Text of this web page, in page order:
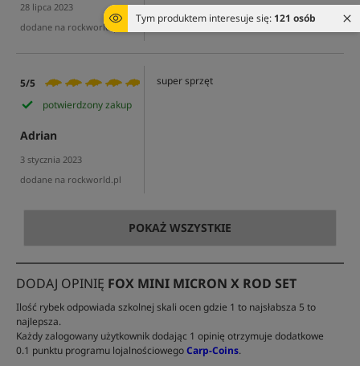
Tym produktem interesuje się: 121 osób
28 lipca 2023
dodane na rockworld.pl
5/5
potwierdzony zakup
Adrian
3 stycznia 2023
dodane na rockworld.pl
super sprzęt
POKAŻ WSZYSTKIE
DODAJ OPINIĘ FOX MINI MICRON X ROD SET
Ilość rybek odpowiada szkolnej skali ocen gdzie 1 to najsłabsza 5 to
najlepsza.
Każdy zalogowany użytkownik dodając 1 opinię otrzymuje dodatkowe
0.1 punktu programu lojalnościowegoCarp-Coins.